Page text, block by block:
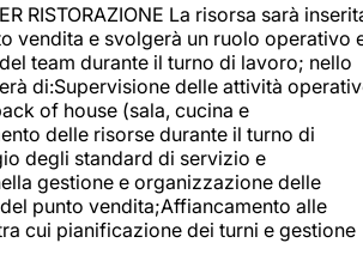
RISTORAZIONE La risorsa sarà
vendita e svolgerà un ruolo operativo
team durante il turno di lavoro; nello
di:Supervisione delle attività
of house (sala, cucina e
delle risorse durante il turno di
degli standard di servizio e
gestione e organizzazione delle
punto vendita;Affiancamento alle
cui pianificazione dei turni e gestione